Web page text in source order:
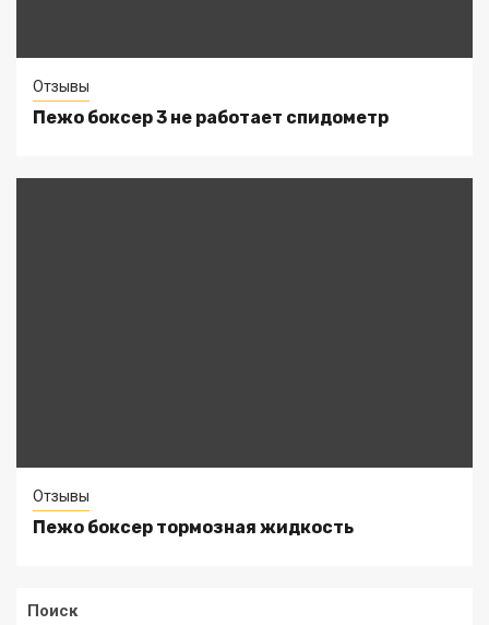
Отзывы
Пежо боксер 3 не работает спидометр
Отзывы
Пежо боксер тормозная жидкость
Поиск